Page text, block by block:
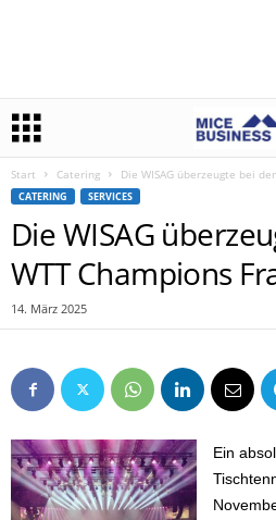
Start Catering Die WISAG überzeugte bei
CATERING SERVICES
Die WISAG
WTT Champions
14. März 2025
Ein